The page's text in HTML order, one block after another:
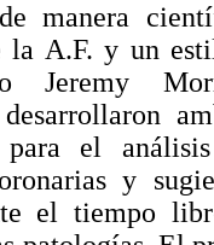
manera
la A.F. y un
Jeremy
desarrollaron
para el
y
el tiempo